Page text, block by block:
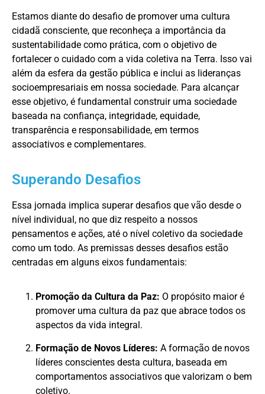
Estamos diante do desafio de promover uma cultura
cidadã consciente, que reconheça a importância da
sustentabilidade como prática, com o objetivo de
fortalecer o cuidado com a vida coletiva na Terra. Isso vai
além da esfera da gestão pública e inclui as lideranças
socioempresariais em nossa sociedade. Para alcançar
esse objetivo, é fundamental construir uma sociedade
baseada na confiança, integridade, equidade,
transparência e responsabilidade, em termos
associativos e complementares.
Superando Desafios
Essa jornada implica superar desafios que vão desde o
nível individual, no que diz respeito a nossos
pensamentos e ações, até o nível coletivo da sociedade
como um todo. As premissas desses desafios estão
centradas em alguns eixos fundamentais:
Promoção da Cultura da Paz: O propósito maior é
promover uma cultura da paz que abrace todos os
aspectos da vida integral.
Formação de Novos Líderes: A formação de novos
líderes conscientes desta cultura, baseada em
comportamentos associativos que valorizam o bem
coletivo.